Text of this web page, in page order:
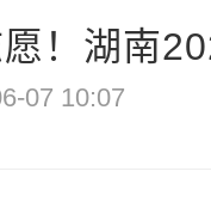
！湖南
07 10:07